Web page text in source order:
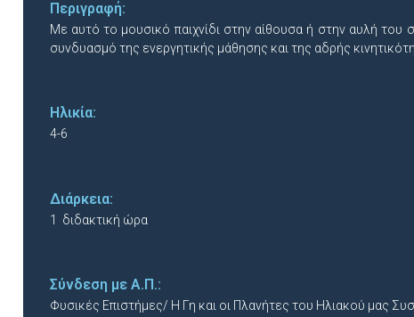
Περιγραφή:
Με αυτό το μουσικό παιχνίδι στην αίθουσα ή στην αυλή του
συνδυασμό της ενεργητικής μάθησης και της αδρής
Ηλικία:
4-6
Διάρκεια:
1 διδακτική ώρα
Σύνδεση με Α.Π.:
Φυσικές Επιστήμες/ Η Γη και οι Πλανήτες του Ηλιακού μας